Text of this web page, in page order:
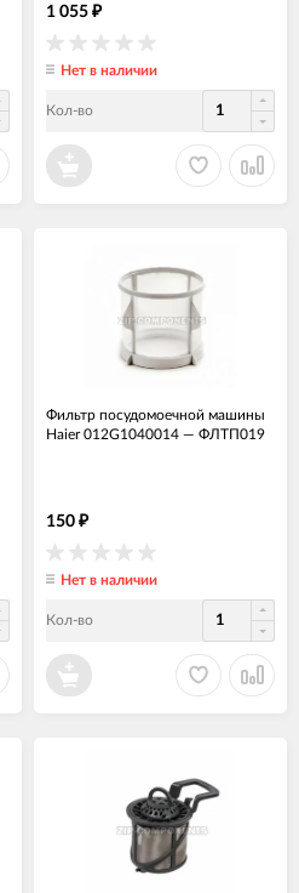
1 055 ₽
Нет в наличии
Кол-во
Фильтр посудомоечной машины
Haier 012G1040014 — ФЛТП019
150 ₽
Нет в наличии
Кол-во